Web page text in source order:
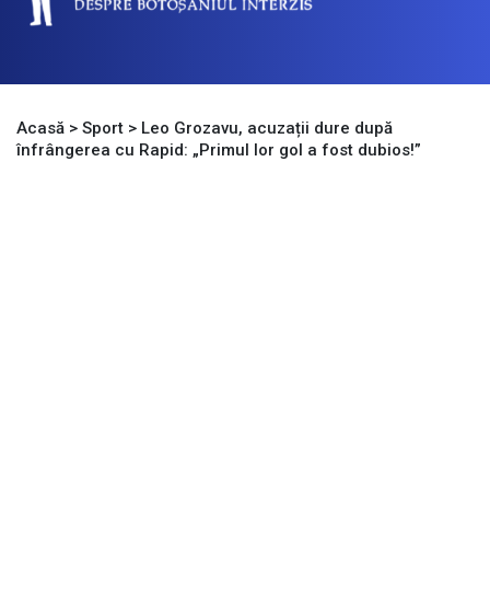
Acasă > Sport > Leo Grozavu, acuzații dure după
înfrângerea cu Rapid: „Primul lor gol a fost dubios!”